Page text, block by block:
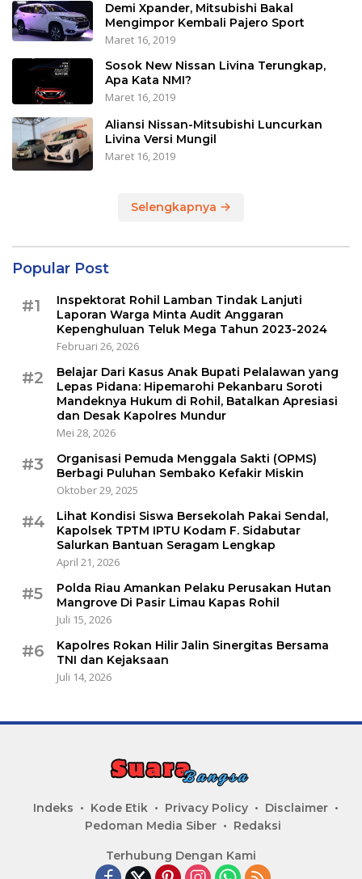
Demi Xpander, Mitsubishi Bakal
Mengimpor Kembali Pajero Sport
Maret 16, 2019
Sosok New Nissan Livina Terungkap,
Apa Kata NMI?
Maret 16, 2019
Aliansi Nissan-Mitsubishi Luncurkan
Livina Versi Mungil
Maret 16, 2019
Selengkapnya
Popular Post
#1
Inspektorat Rohil Lamban Tindak Lanjuti
Laporan Warga Minta Audit Anggaran
Kepenghuluan Teluk Mega Tahun 2023-2024
Februari 26, 2026
#2
Belajar Dari Kasus Anak Bupati Pelalawan yang
Lepas Pidana: Hipemarohi Pekanbaru Soroti
Mandeknya Hukum di Rohil, Batalkan Apresiasi
dan Desak Kapolres Mundur
Mei 28, 2026
#3
Organisasi Pemuda Menggala Sakti (OPMS)
Berbagi Puluhan Sembako Kefakir Miskin
Oktober 29, 2025
#4
Lihat Kondisi Siswa Bersekolah Pakai Sendal,
Kapolsek TPTM IPTU Kodam F. Sidabutar
Salurkan Bantuan Seragam Lengkap
April 21, 2026
#5
Polda Riau Amankan Pelaku Perusakan Hutan
Mangrove Di Pasir Limau Kapas Rohil
Juli 15, 2026
#6
Kapolres Rokan Hilir Jalin Sinergitas Bersama
TNI dan Kejaksaan
Juli 14, 2026
Indeks Kode Etik Privacy Policy
Disclaimer
Pedoman Media Siber
Redaksi
Terhubung Dengan Kami